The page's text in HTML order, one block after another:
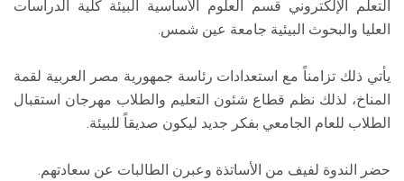
التعلم الإلكتروني قسم العلوم الأساسية البيئة كلية الدراسات
العليا والبحوث البيئية جامعة عين شمس.
يأتي ذلك تزامناً مع استعدادات رئاسة جمهورية مصر العربية لقمة
المناخ، لذلك نظم قطاع شئون التعليم والطلاب مهرجان استقبال
الطلاب للعام الجامعي بفكر جديد ليكون صديقاً للبيئة.
حضر الندوة لفيف من الأساتذة وعبرن الطالبات عن سعادتهم.